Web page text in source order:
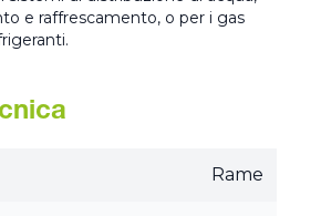
e raffrescamento, o per i gas
Rame